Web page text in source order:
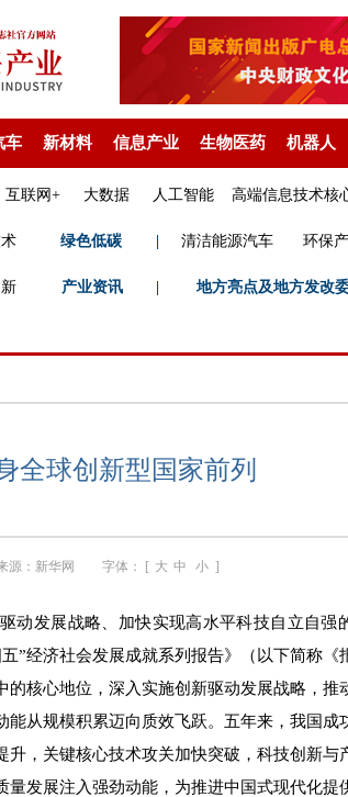
车 新材料 信息产业 生物医药 机器人
互联网+ 大数据 人工智能 高端信息技术核
绿色低碳 清洁能源汽车 环保
产业资讯 地方亮点及地方发改
全球创新型国家前列
源： 新华网 字体： [ 大 中 小 ]
动发展战略、加快实现高水平科技自立自强
”经济社会发展成就系列报告》（以下简称《
的核心地位，深入实施创新驱动发展战略，推
能从规模积累迈向质效飞跃。五年来，我国成
升，关键核心技术攻关加快突破，科技创新与
发展注入强劲动能，为推进中国式现代化提